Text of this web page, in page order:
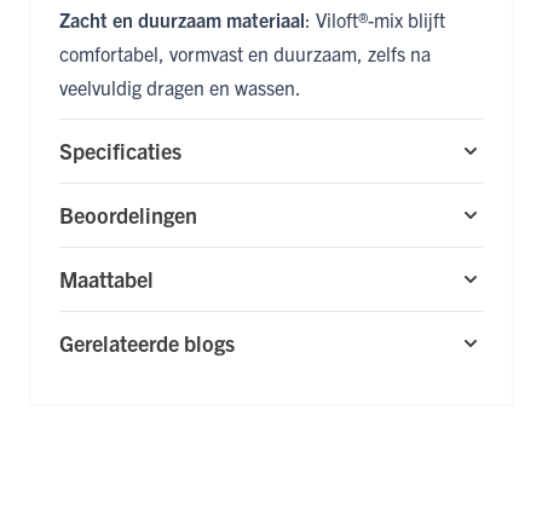
Zacht en duurzaam materiaal: Viloft®-mix blijft
comfortabel, vormvast en duurzaam, zelfs na
veelvuldig dragen en wassen.
Specificaties
Beoordelingen
Maattabel
Gerelateerde blogs